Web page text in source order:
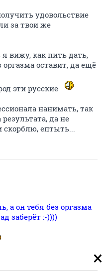
удовольствие
за твои же
вижу, как пить дать,
оставит, да ещё
эти русские
нанимать, так
да не
скорблю, ептыть...
а он тебя без оргазма
заберёт :-))))